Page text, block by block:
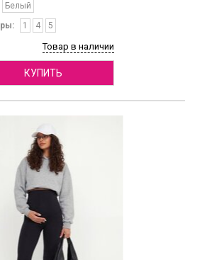
Белый
1 4 5
Товар в наличии
КУПИТЬ